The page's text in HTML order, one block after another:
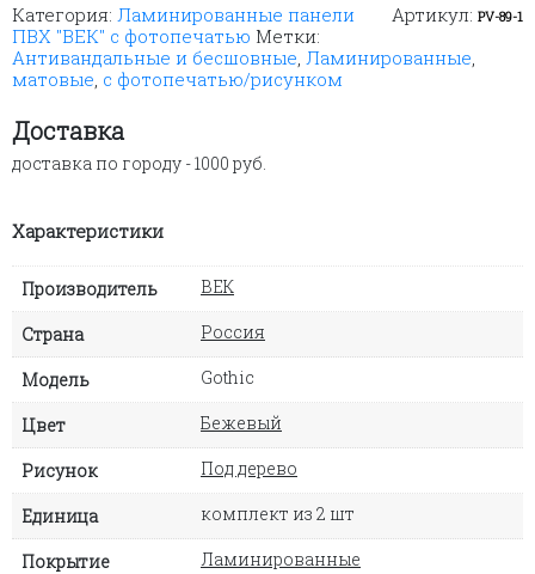
Артикул: PV-89-1
Категория: Ламинированные панели
ПВХ "ВЕК" с фотопечатью Метки:
Антивандальные и бесшовные Ламинированные
матовые с фотопечатью/рисунком
Доставка
доставка по городу - 1000 руб.
Характеристики
Производитель ВЕК
Страна Россия
Модель Gothic
Цвет Бежевый
Рисунок Под дерево
Единица комплект из 2 шт
Покрытие Ламинированные